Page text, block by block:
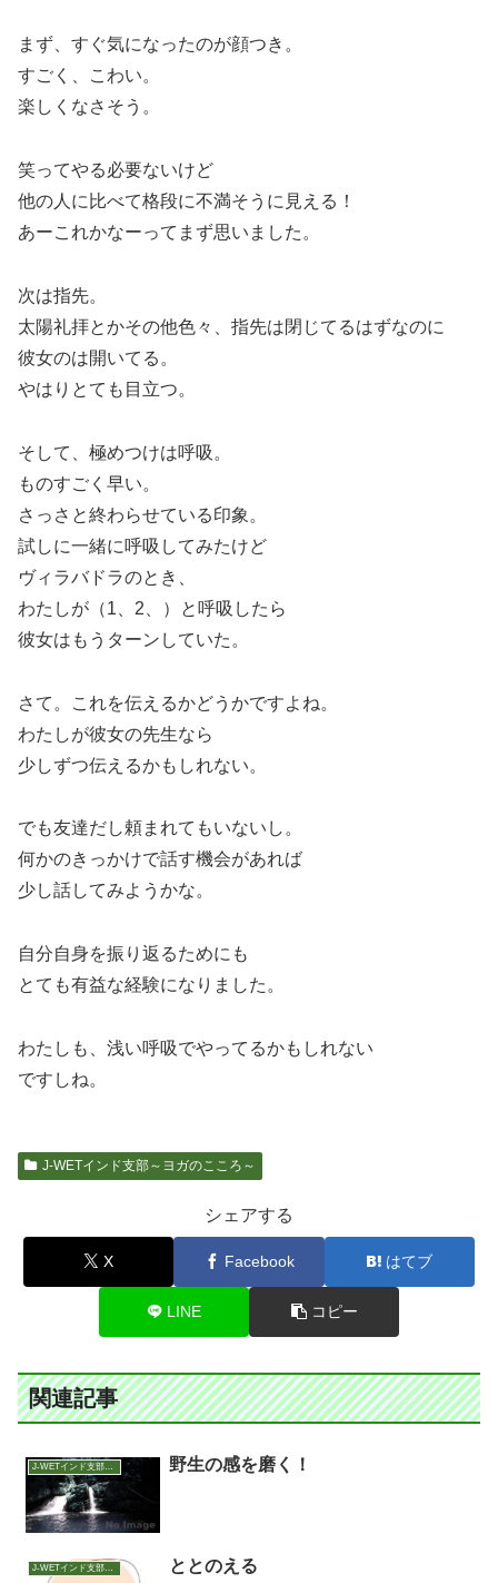
まず、すぐ気になったのが顔つき。
すごく、こわい。
楽しくなさそう。
笑ってやる必要ないけど
他の人に比べて格段に不満そうに見える！
あーこれかなーってまず思いました。
次は指先。
太陽礼拝とかその他色々、指先は閉じてるはずなのに
彼女のは開いてる。
やはりとても目立つ。
そして、極めつけは呼吸。
ものすごく早い。
さっさと終わらせている印象。
試しに一緒に呼吸してみたけど
ヴィラバドラのとき、
わたしが（1、2、）と呼吸したら
彼女はもうターンしていた。
さて。これを伝えるかどうかですよね。
わたしが彼女の先生なら
少しずつ伝えるかもしれない。
でも友達だし頼まれてもいないし。
何かのきっかけで話す機会があれば
少し話してみようかな。
自分自身を振り返るためにも
とても有益な経験になりました。
わたしも、浅い呼吸でやってるかもしれない
ですしね。
J-WETインド支部～ヨガのこころ～
シェアする
X Facebook はてブ
LINE コピー
関連記事
J-WETインド支部～ヨガのこころ～ 野生の感を磨く！
J-WETインド支部～ヨガのこころ～ ととのえる